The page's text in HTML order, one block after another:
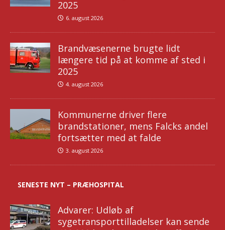
2025
6. august 2026
Brandvæsenerne brugte lidt
længere tid på at komme af sted i
2025
4. august 2026
Kommunerne driver flere
brandstationer, mens Falcks andel
fortsætter med at falde
3. august 2026
SENESTE NYT – PRÆHOSPITAL
Advarer: Udløb af
sygetransporttilladelser kan sende